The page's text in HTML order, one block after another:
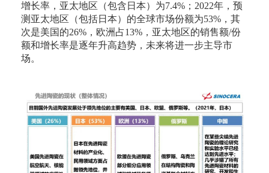
增长率，亚太地区（包含日本）为7.4%；2022年，预
测亚太地区（包括日本）的全球市场份额为53%，其
次是美国的26%，欧洲占13%，亚太地区的销售额/份
额和增长率是逐年升高趋势，未来将进一步主导市
场。